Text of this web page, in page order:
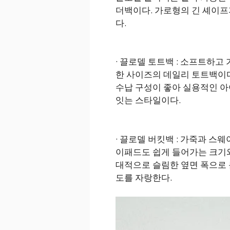
더백이다. 가로형의 긴 셰이
다.
· 끌로델 토트백 : 소프트하
한 사이즈의 데일리 토트백
수납 구성이 좋아 실용적인
잇는 스타일이다.
· 끌로델 버킷백 : 가죽과 스
이패드도 쉽게 들어가는 크
대적으로 슬림한 옆면 폭으로
도를 자랑한다.